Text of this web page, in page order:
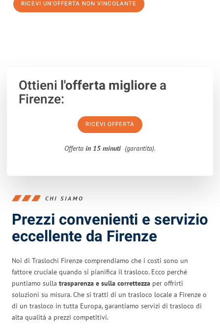
RICEVI UN'OFFERTA NON VINCOLANTE
Ottieni l'offerta migliorea
Firenze:
RICEVI OFFERTA
Offerta in 15 minuti (garantita).
CHI SIAMO
Prezzi convenienti e servizio
eccellente da Firenze
Noi di Traslochi Firenze comprendiamo che i costi sono un
fattore cruciale quando si pianifica il trasloco. Ecco perché
puntiamo sulla trasparenza e sulla correttezza per offrirti
soluzioni su misura. Che si tratti di un trasloco locale a Firenze o
di un trasloco in tutta Europa, garantiamo servizi di trasloco di
alta qualità a prezzi competitivi.